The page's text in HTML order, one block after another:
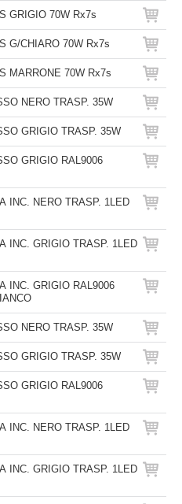
GRIGIO 70W Rx7s
G/CHIARO 70W Rx7s
MARRONE 70W Rx7s
NERO TRASP. 35W
GRIGIO TRASP. 35W
GRIGIO RAL9006
INC. NERO TRASP. 1LED
INC. GRIGIO TRASP. 1LED
INC. GRIGIO RAL9006
NERO TRASP. 35W
GRIGIO TRASP. 35W
GRIGIO RAL9006
INC. NERO TRASP. 1LED
INC. GRIGIO TRASP. 1LED